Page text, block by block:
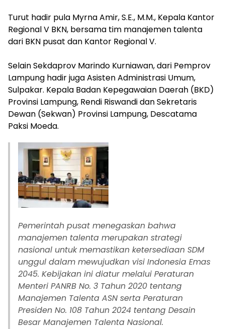
‎Turut hadir pula Myrna Amir, S.E., M.M., Kepala Kantor
Regional V BKN, bersama tim manajemen talenta
dari BKN pusat dan Kantor Regional V.
‎Selain Sekdaprov Marindo Kurniawan, dari Pemprov
Lampung hadir juga Asisten Administrasi Umum,
Sulpakar. Kepala Badan Kepegawaian Daerah (BKD)
Provinsi Lampung, Rendi Riswandi dan Sekretaris
Dewan (Sekwan) Provinsi Lampung, Descatama
Paksi Moeda.
‎Pemerintah pusat menegaskan bahwa
manajemen talenta merupakan strategi
nasional untuk memastikan ketersediaan SDM
unggul dalam mewujudkan visi Indonesia Emas
2045. Kebijakan ini diatur melalui Peraturan
Menteri PANRB No. 3 Tahun 2020 tentang
Manajemen Talenta ASN serta Peraturan
Presiden No. 108 Tahun 2024 tentang Desain
Besar Manajemen Talenta Nasional.